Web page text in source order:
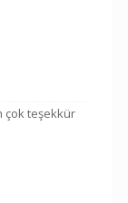
çok teşekkür